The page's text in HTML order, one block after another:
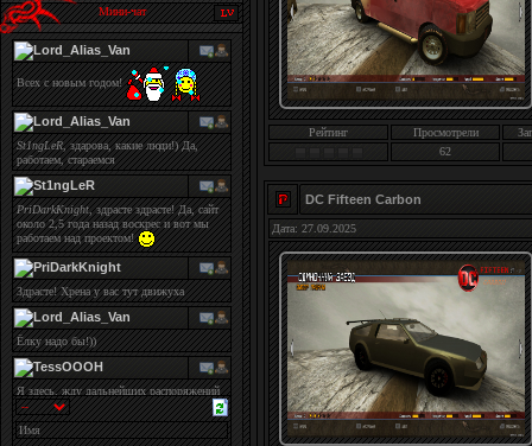
Мини-чат
Рейтинг Просмотрели
62
DC Fifteen Carbon
Дата: 27.09.2025